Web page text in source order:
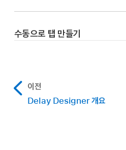
딜레이 반복(탭)은 패턴의 리듬
순간에 생성됩니다.
탭 생성을 완료하려면 Last Tap
Delay Designer 피드백 파라
수동으로 탭 만들기
자동 위치 지정은 Grid 팝업 메
Time 노브로 탭 위치를 수동으로
이전
Delay Designer 개요